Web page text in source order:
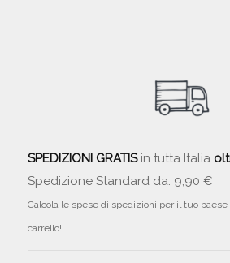
SPEDIZIONI GRATISin tutta Italia
Spedizione Standard da: 9,90 €
Calcola le spese di spedizioni per il tuo
carrello!